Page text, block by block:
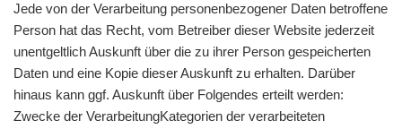
Jede von der Verarbeitung personenbezogener Daten betroffene
Person hat das Recht, vom Betreiber dieser Website jederzeit
unentgeltlich Auskunft über die zu ihrer Person gespeicherten
Daten und eine Kopie dieser Auskunft zu erhalten. Darüber
hinaus kann ggf. Auskunft über Folgendes erteilt werden:
Zwecke der VerarbeitungKategorien der verarbeiteten